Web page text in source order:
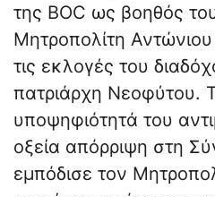
της BOC ως βοηθός
Μητροπολίτη
τις εκλογές του
πατριάρχη Νεοφύτου.
υποψηφιότητά του
οξεία απόρριψη στη
εμπόδισε τον